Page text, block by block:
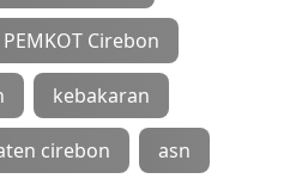
PEMKOT Cirebon
kebakaran
cirebon asn